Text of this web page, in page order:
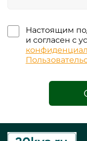
Настоящим
и согласен с